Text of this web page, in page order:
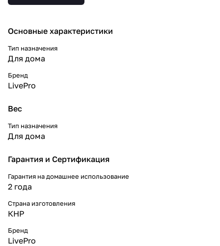
Основные xарактеристики
Тип назначения
Для дома
Бренд
LivePro
Вес
Тип назначения
Для дома
Гарантия и Сертификация
Гарантия на домашнее использование
2 года
Страна изготовления
КНР
Бренд
LivePro